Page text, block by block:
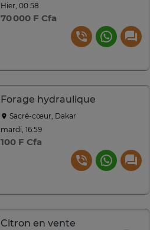
Hier, 00:58
70 000 F Cfa
Forage hydraulique
Sacré-cœur, Dakar
mardi, 16:59
100 F Cfa
Citron en vente